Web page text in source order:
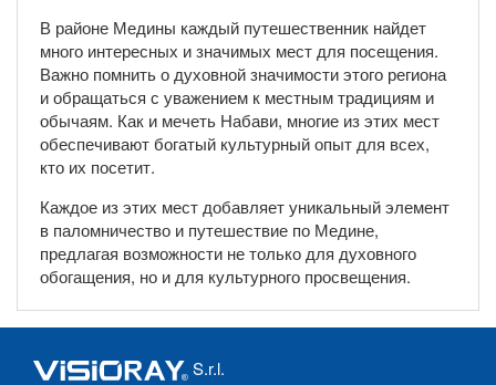
В районе Медины каждый путешественник найдет
много интересных и значимых мест для посещения.
Важно помнить о духовной значимости этого региона
и обращаться с уважением к местным традициям и
обычаям. Как и мечеть Набави, многие из этих мест
обеспечивают богатый культурный опыт для всех,
кто их посетит.
Каждое из этих мест добавляет уникальный элемент
в паломничество и путешествие по Медине,
предлагая возможности не только для духовного
обогащения, но и для культурного просвещения.
S.r.l.